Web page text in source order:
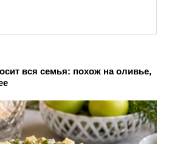
вся семья: похож на оливье,